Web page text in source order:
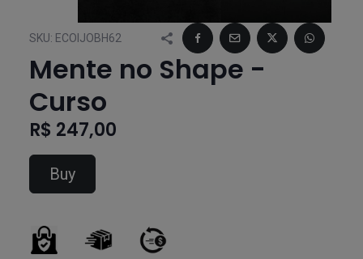
SKU: ECOIJOBH62
Mente no Shape -
Curso
R$ 247,00
Buy